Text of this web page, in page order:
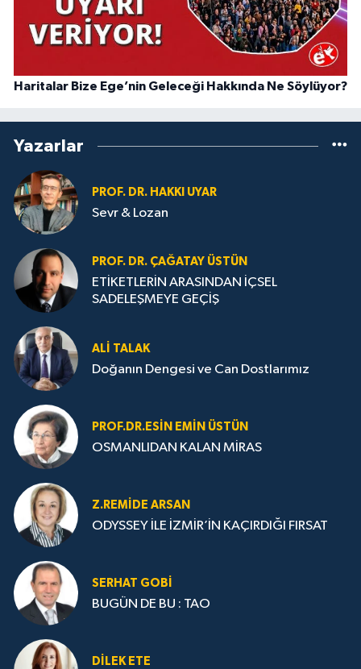
Haritalar Bize Ege’nin Geleceği Hakkında Ne Söylüyor?
Yazarlar
PROF. DR. HAKKI UYAR
Sevr & Lozan
PROF. DR. ÇAĞATAY ÜSTÜN
ETİKETLERİN ARASINDAN İÇSEL
SADELEŞMEYE GEÇİŞ
ALI TALAK
Doğanın Dengesi ve Can Dostlarımız
PROF.DR.ESIN EMIN ÜSTÜN
OSMANLIDAN KALAN MİRAS
Z.REMIDE ARSAN
ODYSSEY İLE İZMİR’İN KAÇIRDIĞI FIRSAT
SERHAT GOBİ
BUGÜN DE BU : TAO
DILEK ETE